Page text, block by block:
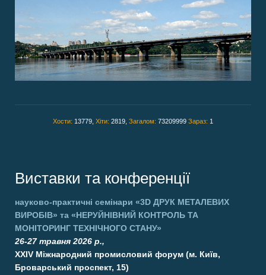
Хости: 13779, Хіти: 2819, Загалом: 73209999 Зараз: 1
Виставки та конференції
науково-практичні семінари «3D ДРУК МЕТАЛЕВИХ
ВИРОБІВ» та «НЕРУЙНІВНИЙ КОНТРОЛЬ ТА
МОНІТОРИНГ ТЕХНІЧНОГО СТАНУ»
26-27 травня 2026 р.,
XXIV Міжнародний промисловий форум (м. Київ,
Броварський проспект, 15)